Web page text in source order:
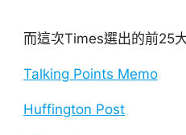
而這次Times選出的前25
Talking Points Memo
Huffington Post